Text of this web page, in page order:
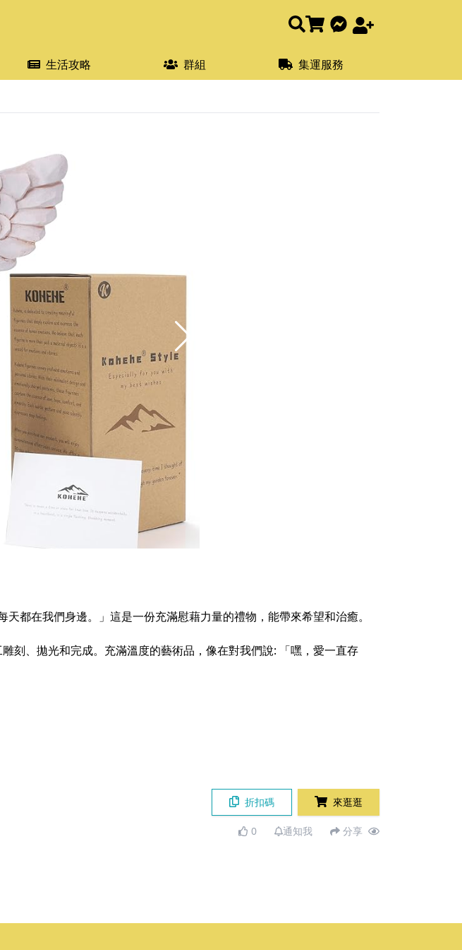
生活攻略 群組 集運服務
都在我們身邊。」這是一份充滿慰藉力量的禮物，能帶來希望和治癒。
刻、拋光和完成。充滿溫度的藝術品，像在對我們說: 「嘿，愛一直存
折扣碼 來逛逛
0 通知我 分享